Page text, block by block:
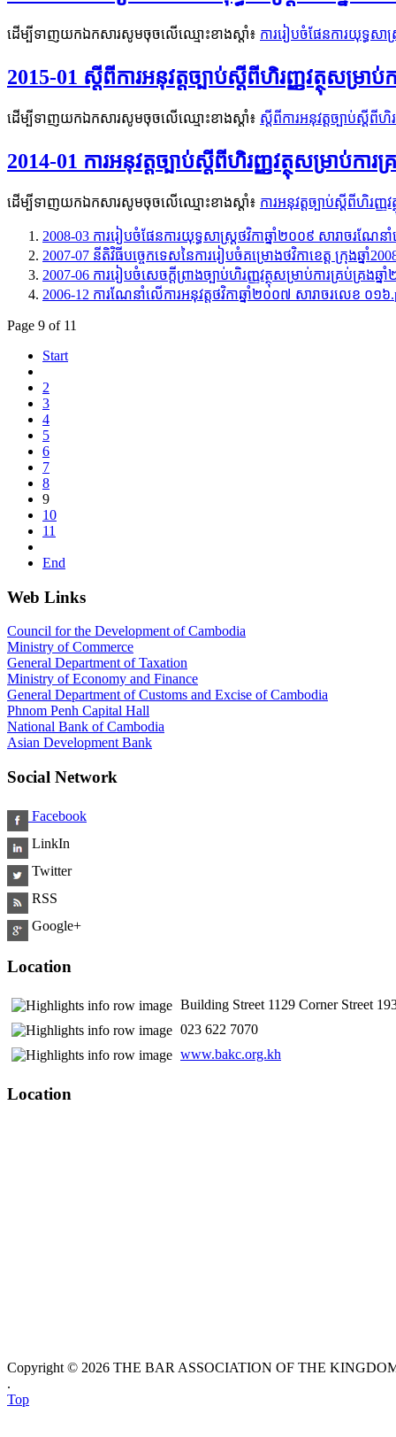
ដើម្បីទាញយកឯកសារសូមចុចលើឈ្មោះខាងស្តាំ៖ ការរៀបចំផែនការយុទ្ធស
2015-01 ស្តីពីការអនុវត្តច្បាប់ស្តីពីហិរញ្ញវត្ថុសម្រ
ដើម្បីទាញយកឯកសារសូមចុចលើឈ្មោះខាងស្តាំ៖ ស្តីពីការអនុវត្តច្បាប់ស្តីពី
2014-01 ការអនុវត្តច្បាប់ស្តីពីហិរញ្ញវត្ថុសម្រាប់កា
ដើម្បីទាញយកឯកសារសូមចុចលើឈ្មោះខាងស្តាំ៖ ការអនុវត្តច្បាប់ស្តីពីហិរញ្
2008-03 ការរៀបចំផែនការយុទ្ធសាស្រ្តថវិកាឆ្នាំ២០០៩ សារាចរណែ
2007-07 នីតិវិធីបច្ចេកទេសនៃការរៀបចំគម្រោងថវិកាខេត្ត ក្រុងឆ្នាំ
2007-06 ការរៀបចំសេចក្តីព្រាងច្បាប់ហិរញ្ញវត្ថុសម្រាប់ការគ្រប់គ្រង
2006-12 ការណែនាំលើការអនុវត្តថវិកាឆ្នាំ២០០៧ សារាចរលេខ ០១៦
Page 9 of 11
Start
2
3
4
5
6
7
8
9
10
11
End
Web Links
Council for the Development of Cambodia
Ministry of Commerce
General Department of Taxation
Ministry of Economy and Finance
General Department of Customs and Excise of Cambodia
Phnom Penh Capital Hall
National Bank of Cambodia
Asian Development Bank
Social Network
Facebook
LinkIn
Twitter
RSS
Google+
Location
Building Street 1129 Corner Street
​ 023 622 7070
www.bakc.org.kh
Location
Copyright © 2026 THE BAR ASSOCIATION OF THE
.
Top